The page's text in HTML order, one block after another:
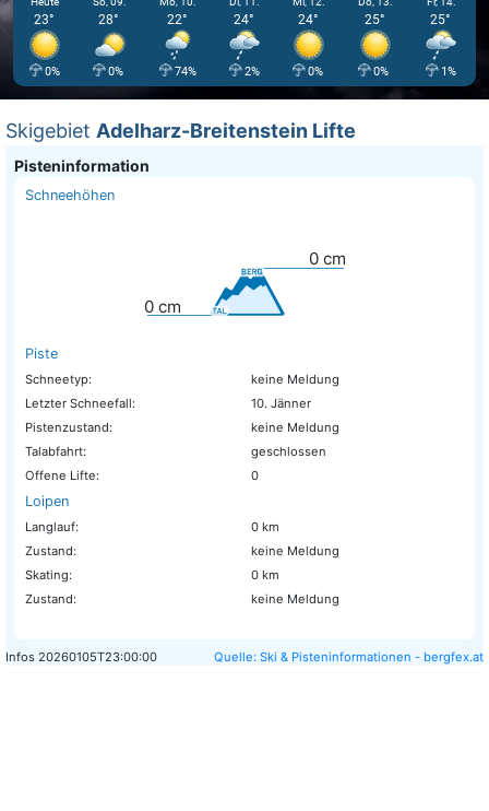
23°
0%
28°
0%
22°
74%
24°
2%
24°
0%
25°
0%
25°
1%
Skigebiet Adelharz-Breitenstein Lifte
Pisteninformation
Schneehöhen
0 cm
0 cm
Piste
Schneetyp:
keine Meldung
Letzter Schneefall:
10. Jänner
Pistenzustand:
keine Meldung
Talabfahrt:
geschlossen
Offene Lifte:
0
Loipen
Langlauf:
0 km
Zustand:
keine Meldung
Skating:
0 km
Zustand:
keine Meldung
Infos 20260105T23:00:00 Quelle: Ski & Pisteninformationen - bergfex.at